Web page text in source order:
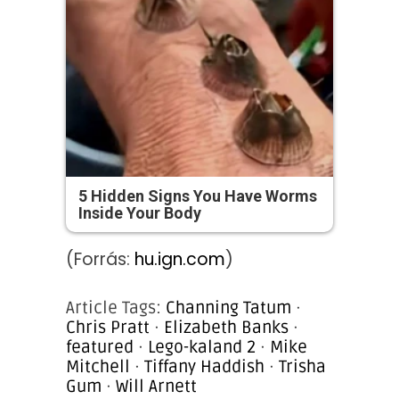
5 Hidden Signs You Have Worms
Inside Your Body
(Forrás: hu.ign.com)
Article Tags: Channing Tatum ·
Chris Pratt · Elizabeth Banks ·
featured · Lego-kaland 2 · Mike
Mitchell · Tiffany Haddish · Trisha
Gum · Will Arnett